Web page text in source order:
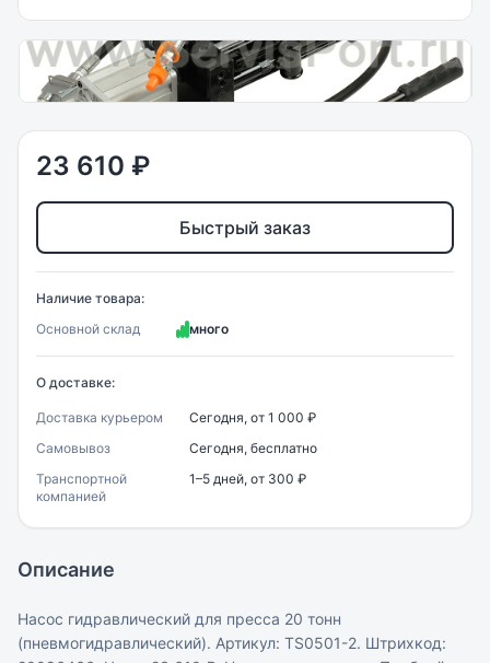
23 610 ₽
Быстрый заказ
Наличие товара:
Основной склад
много
О доставке:
Доставка курьером
Сегодня, от 1 000 ₽
Самовывоз
Сегодня, бесплатно
Транспортной
компанией
1–5 дней, от 300 ₽
Описание
Насос гидравлический для пресса 20 тонн
(пневмогидравлический). Артикул: TS0501-2. Штрихкод: